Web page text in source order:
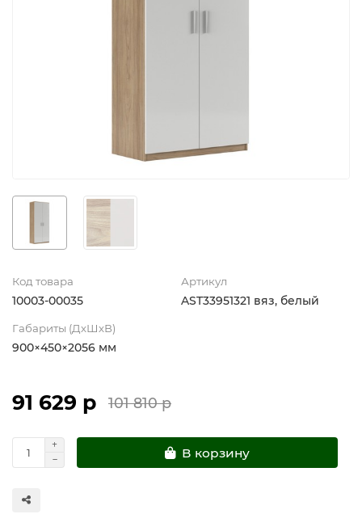
Код товара
10003-00035
Артикул
AST33951321 вяз, белый
Габариты (ДхШхВ)
900×450×2056 мм
91 629 р 101 810 р
В корзину